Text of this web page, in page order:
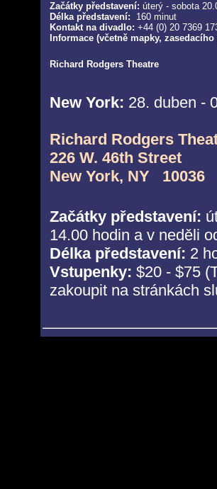
Začátky představení: úterý - sobota
Délka představení: 160 minut
Kontakt na divadlo: +44 (0) 20 7369
Informace (včetně mapky,
Richard Rodgers Theatre
New York: 28. duben -
Richard Rodgers
226 W. 46th Street
New York, NY 10036
Začátky představení:
14.00 hodin a v neděli
Délka představení: 2
Vstupenky: $20 - $75
zakoupit na stránkách